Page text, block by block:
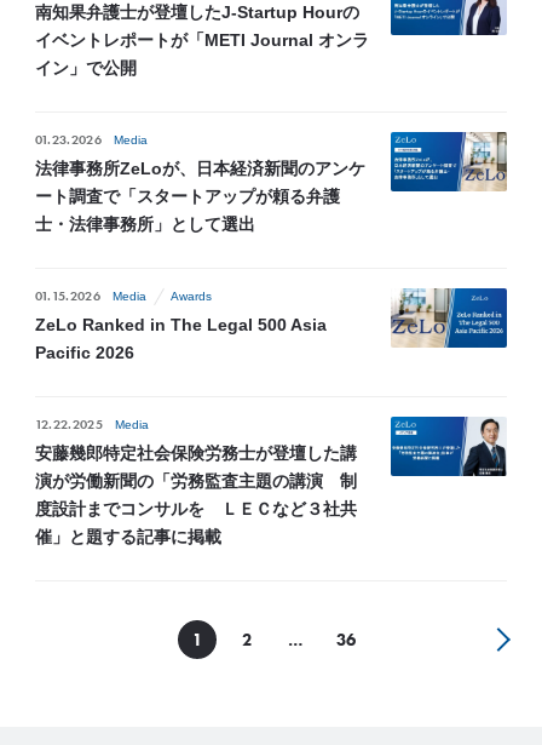
南知果弁護士が登壇したJ-Startup Hourの
イベントレポートが「METI Journal オンラ
イン」で公開
01.23.2026 Media
法律事務所ZeLoが、日本経済新聞のアンケ
ート調査で「スタートアップが頼る弁護
士・法律事務所」として選出
01.15.2026 Media Awards
ZeLo Ranked in The Legal 500 Asia
Pacific 2026
12.22.2025 Media
安藤幾郎特定社会保険労務士が登壇した講
演が労働新聞の「労務監査主題の講演 制
度設計までコンサルを ＬＥＣなど３社共
催」と題する記事に掲載
1 2 … 36